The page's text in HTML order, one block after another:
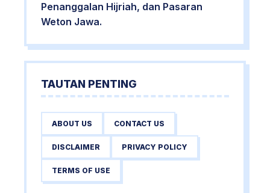
Penanggalan Hijriah, dan Pasaran
Weton Jawa.
TAUTAN PENTING
ABOUT US CONTACT US
DISCLAIMER PRIVACY POLICY
TERMS OF USE